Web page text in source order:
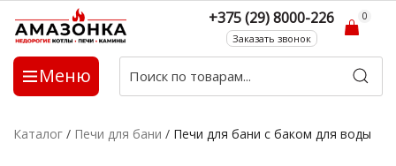
Меню
+375 (29) 8000-226
Заказать звонок
0
Каталог / Печи для бани / Печи для бани с баком для воды